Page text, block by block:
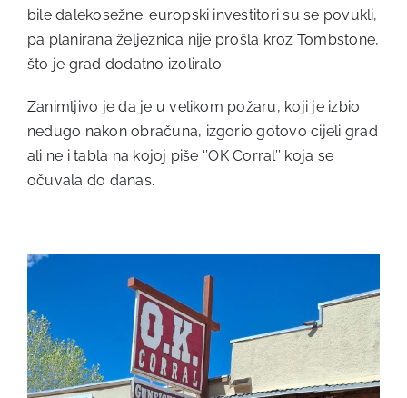
bile dalekosežne: europski investitori su se povukli,
pa planirana željeznica nije prošla kroz Tombstone,
što je grad dodatno izoliralo.
Zanimljivo je da je u velikom požaru, koji je izbio
nedugo nakon obračuna, izgorio gotovo cijeli grad
ali ne i tabla na kojoj piše ‘’OK Corral’’ koja se
očuvala do danas.